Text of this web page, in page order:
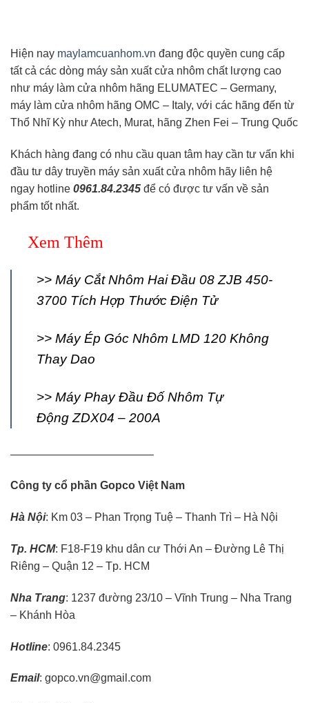
Hiện nay maylamcuanhom.vn đang độc quyền cung cấp
tất cả các dòng máy sản xuất cửa nhôm chất lượng cao
như máy làm cửa nhôm hãng ELUMATEC – Germany,
máy làm cửa nhôm hãng OMC – Italy, với các hãng đến từ
Thổ Nhĩ Kỳ như Atech, Murat, hãng Zhen Fei – Trung Quốc
Khách hàng đang có nhu cầu quan tâm hay cần tư vấn khi
đầu tư dây truyền máy sản xuất cửa nhôm hãy liên hệ
ngay hotline 0961.84.2345 để có được tư vấn về sản
phẩm tốt nhất.
Xem Thêm
>> Máy Cắt Nhôm Hai Đầu 08 ZJB 450-
3700 Tích Hợp Thước Điện Tử
>> Máy Ép Góc Nhôm LMD 120 Không
Thay Dao
>> Máy Phay Đầu Đố Nhôm Tự
Động ZDX04 – 200A
—————————————
Công ty cổ phần Gopco Việt Nam
Hà Nội: Km 03 – Phan Trọng Tuệ – Thanh Trì – Hà Nội
Tp. HCM: F18-F19 khu dân cư Thới An – Đường Lê Thị
Riêng – Quận 12 – Tp. HCM
Nha Trang: 1237 đường 23/10 – Vĩnh Trung – Nha Trang
– Khánh Hòa
Hotline: 0961.84.2345
Email: gopco.vn@gmail.com